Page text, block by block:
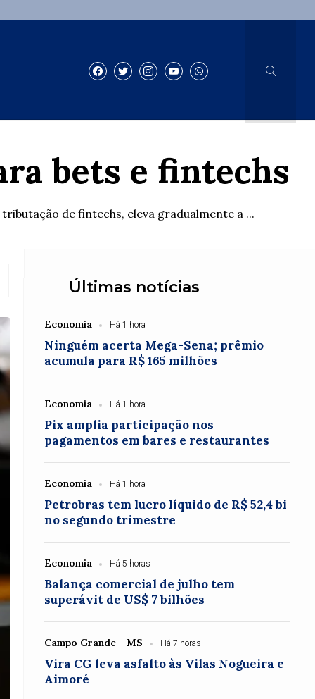
bets e fintechs
de fintechs, eleva gradualmente a ...
Últimas notícias
Economia Há 1 hora
Ninguém acerta Mega-Sena; prêmio
acumula para R$ 165 milhões
Economia Há 1 hora
Pix amplia participação nos
pagamentos em bares e restaurantes
Economia Há 1 hora
Petrobras tem lucro líquido de R$ 52,4 bi
no segundo trimestre
Economia Há 5 horas
Balança comercial de julho tem
superávit de US$ 7 bilhões
Campo Grande - MS Há 7 horas
Vira CG leva asfalto às Vilas Nogueira e
Aimoré